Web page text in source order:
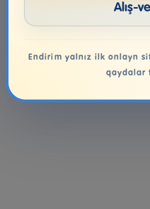
Alış-
Endirim yalnız ilk onlayn
qaydalar